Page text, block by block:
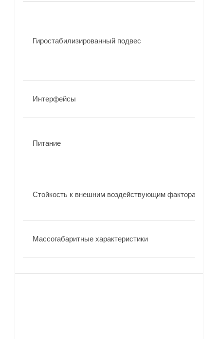
Гиростабилизированный подвес
Интерфейсы
Питание
Стойкость к внешним воздействующим факторам
Массогабаритные характеристики